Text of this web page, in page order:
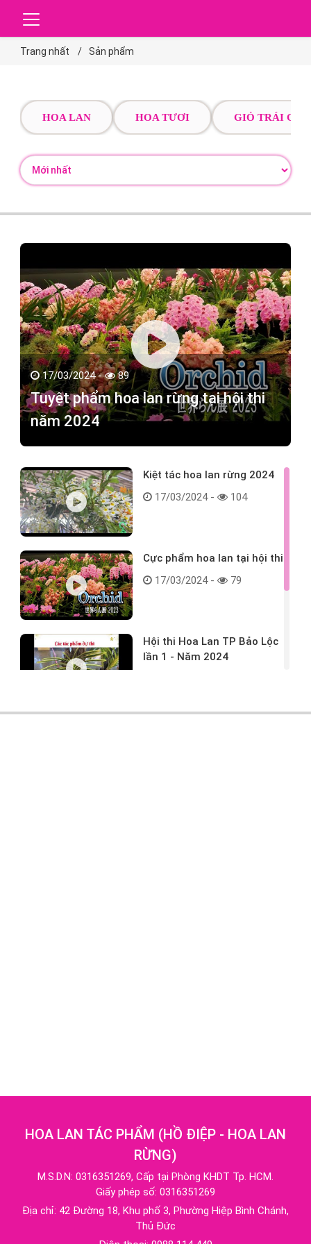
Trang nhất Sản phẩm
HOA LAN HOA TƯƠI GIỎ TRÁI CÂY
17/03/2024 - 89
Tuyệt phẩm hoa lan rừng tại hội thi
năm 2024
Kiệt tác hoa lan rừng 2024
17/03/2024 -
104
Cực phẩm hoa lan tại hội thi
17/03/2024 -
79
Hội thi Hoa Lan TP Bảo Lộc
lần 1 - Năm 2024
HOA LAN TÁC PHẨM (HỒ ĐIỆP - HOA LAN
RỪNG)
M.S.D.N: 0316351269, Cấp tại Phòng KHDT Tp. HCM.
Giấy phép số: 0316351269
Địa chỉ: 42 Đường 18, Khu phố 3, Phường Hiệp Bình Chánh,
Thủ Đức